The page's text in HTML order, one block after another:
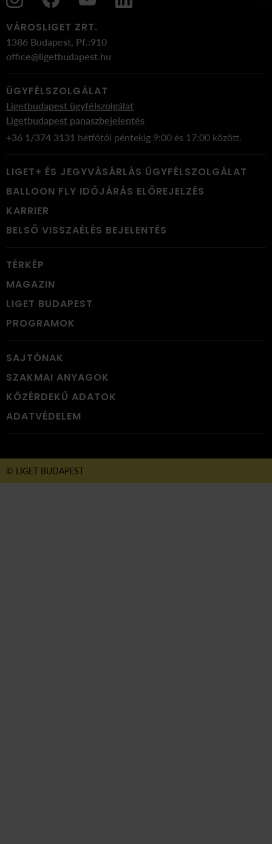
VÁROSLIGET ZRT.
1386 Budapest, Pf.:910
office@ligetbudapest.hu
ÜGYFÉLSZOLGÁLAT
Ligetbudapest ügyfélszolgálat
Ligetbudapest panaszbejelentés
+36 1/374 3131 hétfőtől péntekig 9:00 és 17:00 között.
LIGET+ ÉS JEGYVÁSÁRLÁS ÜGYFÉLSZOLGÁLAT
BALLOON FLY IDŐJÁRÁS ELŐREJELZÉS
KARRIER
BELSŐ VISSZAÉLÉS BEJELENTÉS
TÉRKÉP
MAGAZIN
LIGET BUDAPEST
PROGRAMOK
SAJTÓNAK
SZAKMAI ANYAGOK
KÖZÉRDEKŰ ADATOK
ADATVÉDELEM
© LIGET BUDAPEST